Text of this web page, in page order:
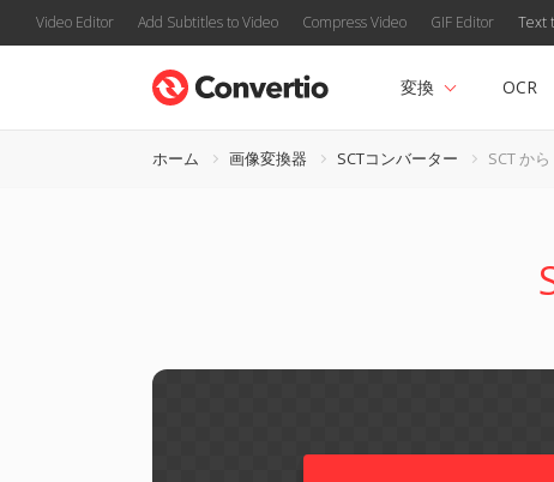
Video Editor Add Subtitles to Video Compress Video GIF Editor Text
変換 OCR
ホーム 画像変換器 SCTコンバーター SCT か